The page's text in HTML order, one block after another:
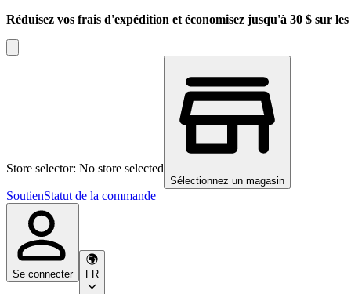
Réduisez vos frais d'expédition et économisez jusqu'à 30 $ sur
Store selector: No store selected
Sélectionnez un magasin
SoutienStatut de la commande
Se connecter FR